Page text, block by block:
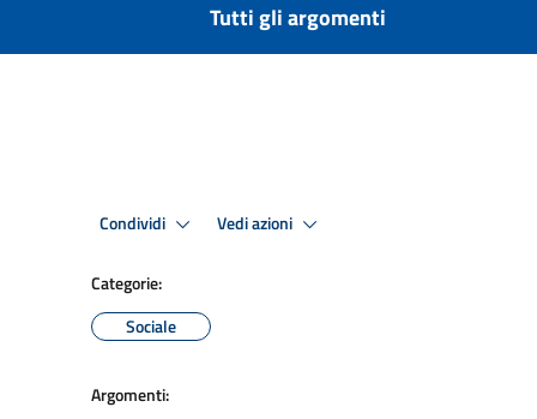
Tutti gli argomenti
Condividi Vedi azioni
Categorie:
Sociale
Argomenti: